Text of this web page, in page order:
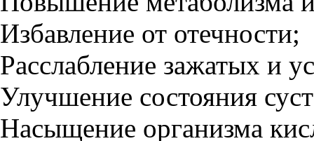
Избавление от отечности;
Расслабление зажатых и
Улучшение состояния
Насыщение организма